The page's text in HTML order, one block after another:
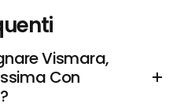
Vismara,
Con